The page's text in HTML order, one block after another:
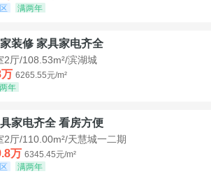
满两年
装修 家具家电齐全
2厅/108.53m²/滨湖城
6265.55元/m²
年
家电齐全 看房方便
2厅/110.00m²/天慧城一二期
万 6345.45元/m²
满两年